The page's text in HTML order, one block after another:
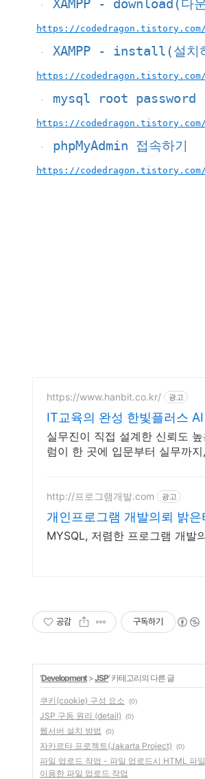
· XAMPP - download( 다
·
https://codedragon.tistory.com/
· XAMPP - install(설치
·
https://codedragon.tistory.com/
· mysql root password
·
https://codedragon.tistory.com/
· phpMyAdmin 접속하기
·
https://codedragon.tistory.com/
https://www.hanbit.co.kr/ 광고
IT교육의 완성 한빛플러스
실무진이 직접 설계한 신뢰도
럼이 한 곳에 입문부터 실무까
http://프로그램개발.com 광고
개인프로그램 개발의뢰 밝은
MYSQL, 저렴한 프로그램 개발
공감 구독하기
'Development >JSP' 카테고리의 다른 글
쿠키(cookie) 구성 요소 (0)
JSP 구동 원리 (detail) (0)
웹서버 설치 방법 (0)
자카르타 프로젝트(Jakarta Project) (0)
파일 업로드 작업 - 파일 업로드시 HTML 파
이용한 파일 업로드 작업